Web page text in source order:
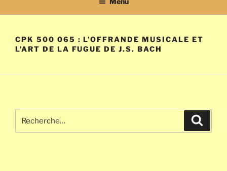
CPK 500 065 : L’OFFRANDE MUSICALE ET
L’ART DE LA FUGUE DE J.S. BACH
pour